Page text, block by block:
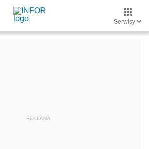
Serwisy